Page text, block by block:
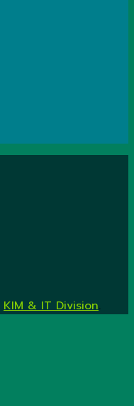
KIM & IT Division.